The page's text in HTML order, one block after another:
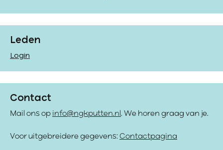
Leden
Login
Contact
Mail ons op info@ngkputten.nl . We horen graag van je.
Voor uitgebreidere gegevens: Contactpagina